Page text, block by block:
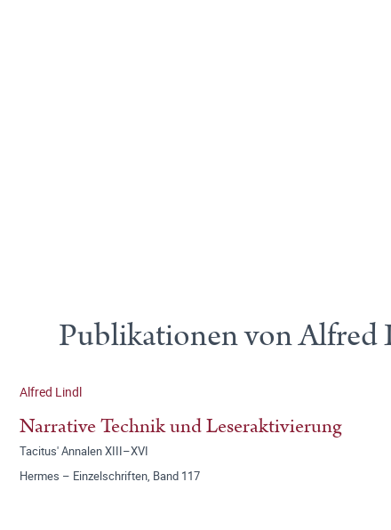
Publikationen von Alfred
Alfred Lindl
Narrative Technik und Leseraktivierung
Tacitus' Annalen XIII–XVI
Hermes – Einzelschriften, Band 117